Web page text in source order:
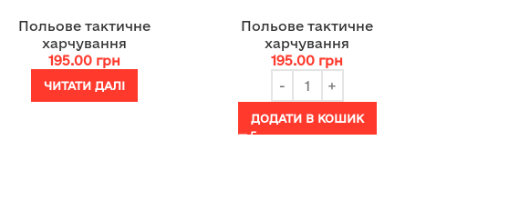
Польове тактичне
харчування
195.00 грн
ЧИТАТИ ДАЛІ
Польове тактичне
харчування
195.00 грн
ДОДАТИ В КОШИК